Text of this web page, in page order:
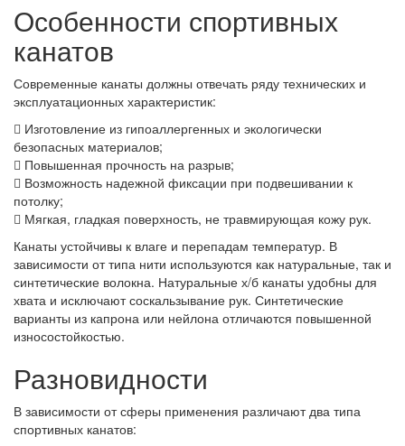
Особенности спортивных
канатов
Современные канаты должны отвечать ряду технических и
эксплуатационных характеристик:
Изготовление из гипоаллергенных и экологически
безопасных материалов;
Повышенная прочность на разрыв;
Возможность надежной фиксации при подвешивании к
потолку;
Мягкая, гладкая поверхность, не травмирующая кожу рук.
Канаты устойчивы к влаге и перепадам температур. В
зависимости от типа нити используются как натуральные, так и
синтетические волокна. Натуральные х/б канаты удобны для
хвата и исключают соскальзывание рук. Синтетические
варианты из капрона или нейлона отличаются повышенной
износостойкостью.
Разновидности
В зависимости от сферы применения различают два типа
спортивных канатов: